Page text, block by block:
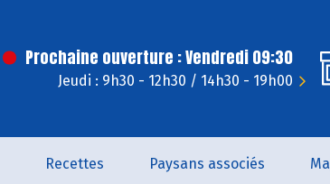
Prochaine ouverture : Vendredi 09:30
Jeudi : 9h30 - 12h30 / 14h30 - 19h00
Recettes Paysans associés